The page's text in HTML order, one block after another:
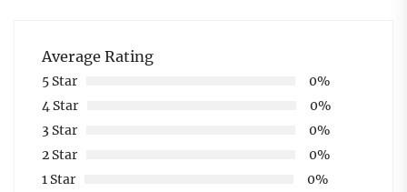
Average Rating
5 Star
0%
4 Star
0%
3 Star
0%
2 Star
0%
1 Star
0%